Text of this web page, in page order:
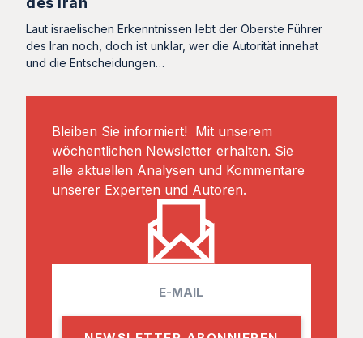
Laut israelischen Erkenntnissen lebt der Oberste Führer
des Iran noch, doch ist unklar, wer die Autorität innehat
und die Entscheidungen…
Bleiben Sie informiert! Mit unserem
wöchentlichen Newsletter erhalten. Sie
alle aktuellen Analysen und Kommentare
unserer Experten und Autoren.
a